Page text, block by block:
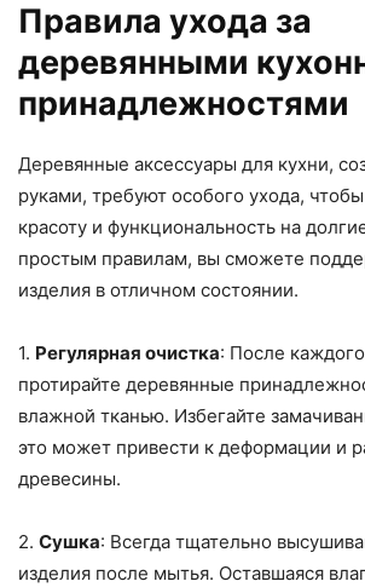
Правила ухода за
деревянными
принадлежностями
Деревянные аксессуары для кухни,
руками, требуют особого ухода,
красоту и функциональность на
простым правилам, вы сможете
изделия в отличном состоянии.
1. Регулярная очистка: После
протирайте деревянные
влажной тканью. Избегайте
это может привести к деформации и
древесины.
2. Сушка: Всегда тщательно
изделия после мытья. Оставшаяся